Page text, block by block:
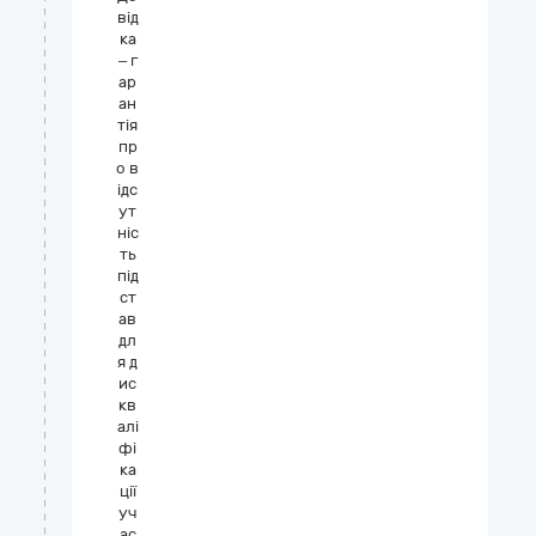
від
ка
– г
ар
ан
тія
пр
о в
ідс
ут
ніс
ть
під
ст
ав
дл
я д
ис
кв
алі
фі
ка
ції
уч